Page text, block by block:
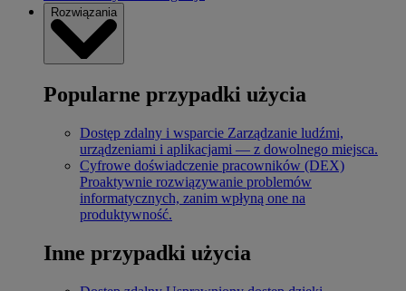
Rozwiązania
Popularne przypadki użycia
Dostęp zdalny i wsparcie Zarządzanie ludźmi,
urządzeniami i aplikacjami — z dowolnego miejsca.
Cyfrowe doświadczenie pracowników (DEX)
Proaktywnie rozwiązywanie problemów
informatycznych, zanim wpłyną one na
produktywność.
Inne przypadki użycia